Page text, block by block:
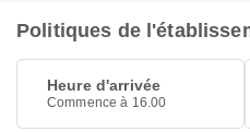
Politiques de
Heure d'arrivée
Commence à 16.00